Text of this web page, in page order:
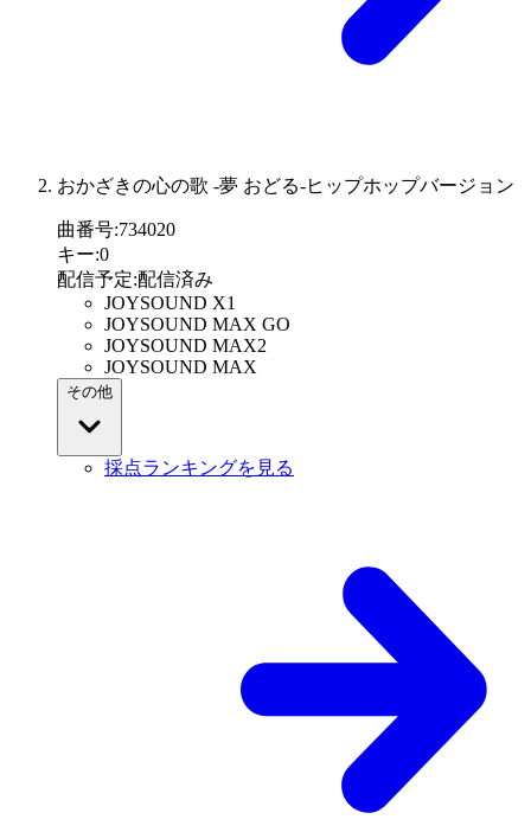
おかざきの心の歌 -夢 おどる-ヒップホップバージョン
曲番号:734020
キー:0
配信予定:配信済み
JOYSOUND X1
JOYSOUND MAX GO
JOYSOUND MAX2
JOYSOUND MAX
その他
採点ランキングを見る